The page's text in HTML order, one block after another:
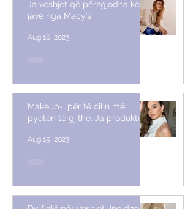
Ja veshjet që përzgjodha këtë
javë nga Macy’s
Aug 16, 2023
Makeup-i për të cilin më
pyetën të gjithë. Ja produktet
Aug 15, 2023